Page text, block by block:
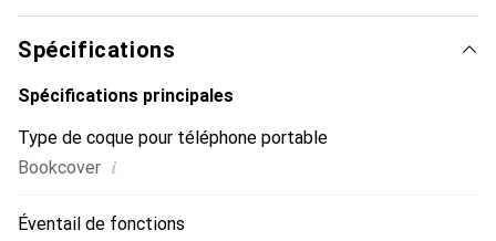
ses produits de haute qualité, la marque Noreve est un
choix fiable pour une clientèle exigeante.
Spécifications
Spécifications principales
Type de coque pour téléphone portable
Bookcover i
Éventail de fonctions